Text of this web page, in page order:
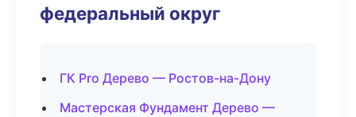
федеральный округ
ГК Pro Дерево — Ростов-на-Дону
Мастерская Фундамент Дерево —